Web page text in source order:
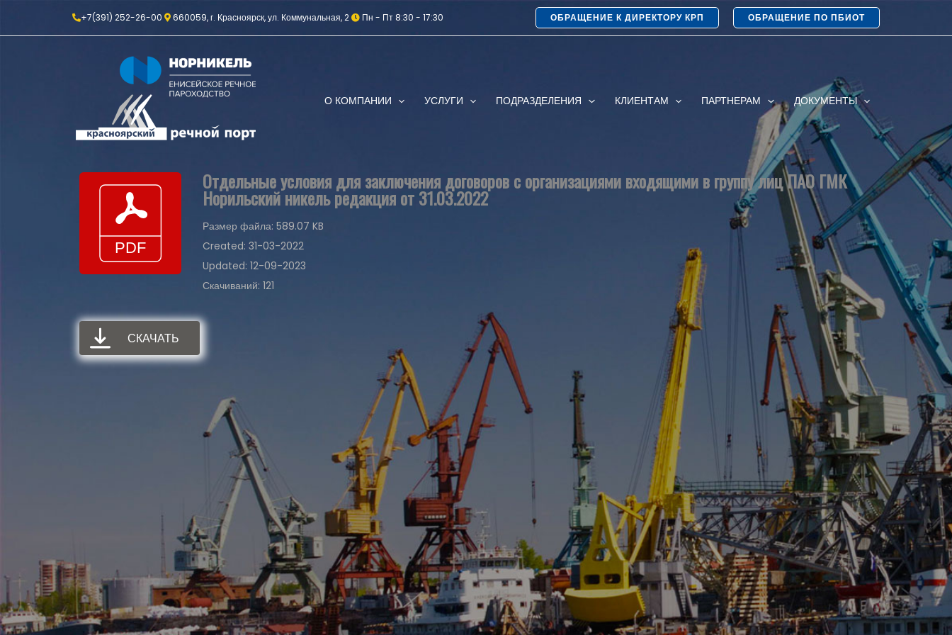
+7(391) 252-26-00 660059, г. Красноярск, ул. Коммунальная, 2 Пн - Пт 8:30 - 17:30 ОБРАЩЕНИЕ К ДИРЕКТОРУ КРП ОБРАЩЕНИЕ ПО ПБИОТ
О КОМПАНИИ УСЛУГИ ПОДРАЗДЕЛЕНИЯ КЛИЕНТАМ ПАРТНЕРАМ ДОКУМЕНТЫ
Отдельные условия для заключения договоров с организациями входящими в группу лиц ПАО ГМК
Норильский никель редакция от 31.03.2022
Размер файла: 589.07 KB
Created: 31-03-2022
Updated: 12-09-2023
Скачиваний: 121
СКАЧАТЬ